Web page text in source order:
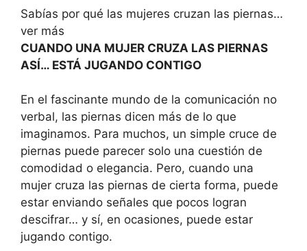
Sabías por qué las mujeres cruzan las piernas…
ver más
CUANDO UNA MUJER CRUZA LAS PIERNAS
ASÍ… ESTÁ JUGANDO CONTIGO
En el fascinante mundo de la comunicación no
verbal, las piernas dicen más de lo que
imaginamos. Para muchos, un simple cruce de
piernas puede parecer solo una cuestión de
comodidad o elegancia. Pero, cuando una
mujer cruza las piernas de cierta forma, puede
estar enviando señales que pocos logran
descifrar… y sí, en ocasiones, puede estar
jugando contigo.